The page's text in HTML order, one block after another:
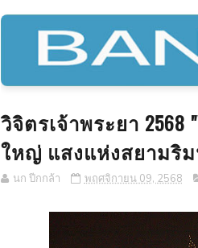
วิจิตรเจ้าพระยา 2568
ใหญ่ แสงแห่งสยามริม
นก ปีกกล้า พฤศจิกายน 09, 2568